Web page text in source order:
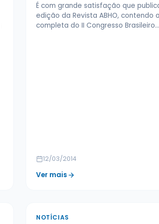
É com grande satisfação que
edição da Revista ABHO, contendo
completa do II Congresso Brasileiro…
12/03/2014
Ver mais
NOTÍCIAS